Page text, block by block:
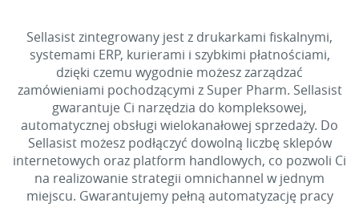
Sellasist zintegrowany jest z drukarkami fiskalnymi,
systemami ERP, kurierami i szybkimi płatnościami,
dzięki czemu wygodnie możesz zarządzać
zamówieniami pochodzącymi z Super Pharm. Sellasist
gwarantuje Ci narzędzia do kompleksowej,
automatycznej obsługi wielokanałowej sprzedaży. Do
Sellasist możesz podłączyć dowolną liczbę sklepów
internetowych oraz platform handlowych, co pozwoli Ci
na realizowanie strategii omnichannel w jednym
miejscu. Gwarantujemy pełną automatyzację pracy